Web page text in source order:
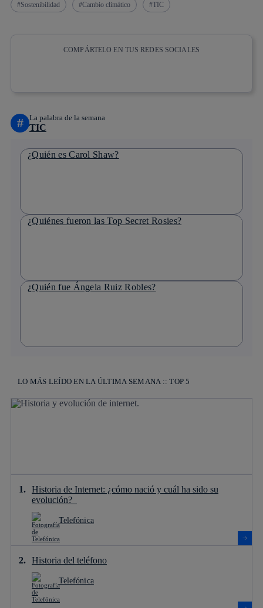
Sostenibilidad Cambio climático TIC
COMPÁRTELO EN TUS REDES SOCIALES
# La palabra de la semana
TIC
¿Quién es Carol Shaw?
¿Quiénes fueron las Top Secret Rosies?
¿Quién fue Ángela Ruiz Robles?
LO MÁS LEÍDO EN LA ÚLTIMA SEMANA :: TOP 5
Historia de Internet: ¿cómo nació y cuál ha sido su
evolución?
Telefónica
Historia del teléfono
Telefónica